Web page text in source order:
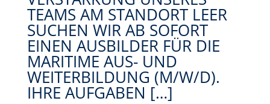
TEAMS AM STANDORT LEER
SUCHEN WIR AB SOFORT
EINEN AUSBILDER FÜR DIE
MARITIME AUS- UND
WEITERBILDUNG (M/W/D).
IHRE AUFGABEN […]